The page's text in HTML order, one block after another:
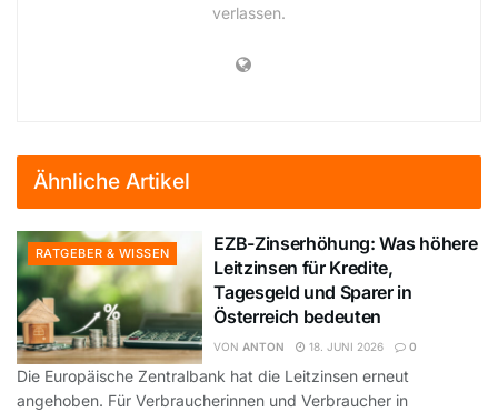
verlassen.
Ähnliche Artikel
RATGEBER & WISSEN
EZB-Zinserhöhung: Was höhere
Leitzinsen für Kredite,
Tagesgeld und Sparer in
Österreich bedeuten
VON ANTON 18. JUNI 2026 0
Die Europäische Zentralbank hat die Leitzinsen erneut
angehoben. Für Verbraucherinnen und Verbraucher in